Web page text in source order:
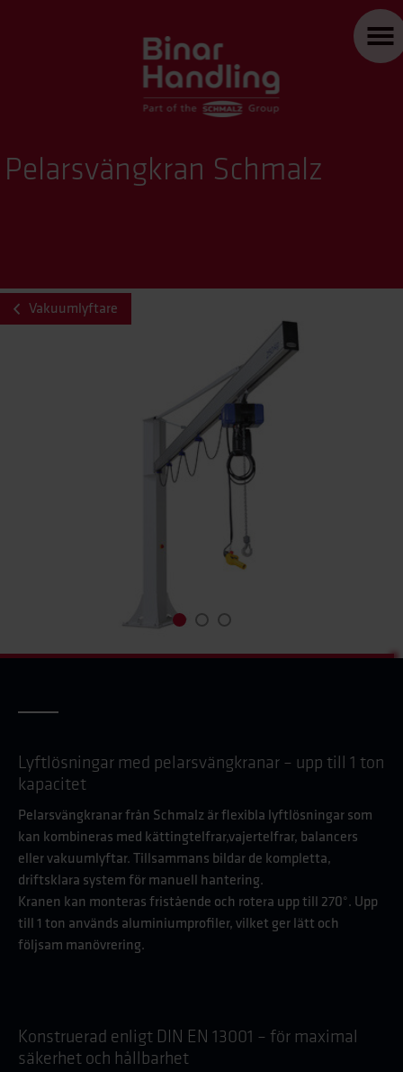
Pelarsvängkran Schmalz
Vakuumlyftare
Lyftlösningar med pelarsvängkranar – upp till 1 ton
kapacitet
Pelarsvängkranar från Schmalz är flexibla lyftlösningar som
kan kombineras med kättingtelfrar,vajertelfrar, balancers
ellervakuumlyftar. Tillsammans bildar de kompletta,
driftsklara system för manuell hantering.
Kranen kan monteras fristående och rotera upp till 270°. Upp
till 1 ton används aluminiumprofiler, vilket ger lätt och
följsam manövrering.
Konstruerad enligt DIN EN 13001 – för maximal
säkerhet och hållbarhet